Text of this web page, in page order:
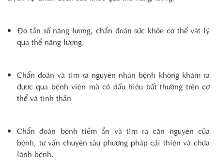
Đo tần số năng lượng, chẩn đoán sức khỏe cơ thể vật lý
qua thể năng lượng.
Chẩn đoán và tìm ra nguyên nhân bệnh không khám ra
được qua bệnh viện mà có dấu hiệu bất thường trên cơ
thể và tinh thần
Chẩn đoán bệnh tiềm ẩn và tìm ra căn nguyên của
bệnh, tư vấn chuyên sâu phương pháp cải thiện và chữa
lành bệnh.